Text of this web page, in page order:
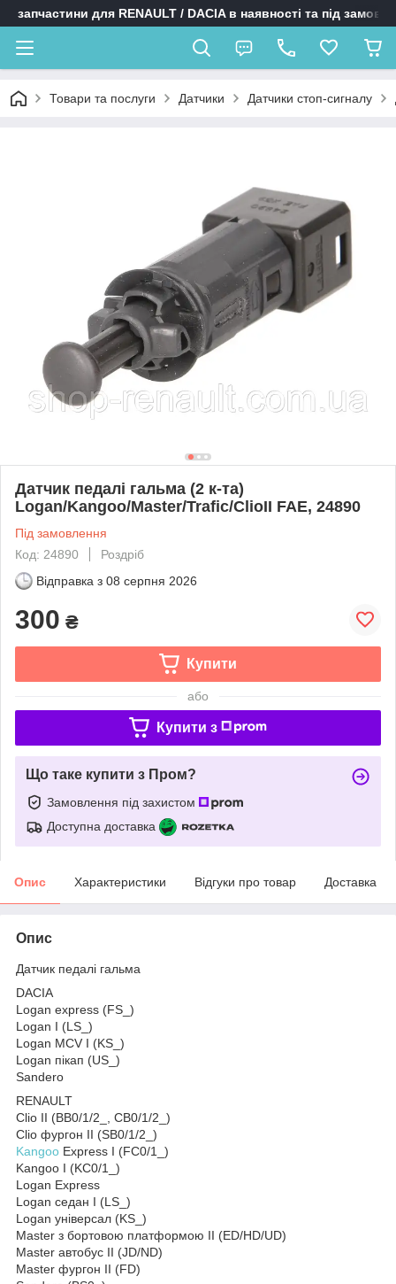
запчастини для RENAULT / DACIA в наявності та під
Товари та послуги Датчики Датчики стоп-сигналу
Датчик педалі гальма (2 к-та)
Logan/Kangoo/Master/Trafic/ClioII FAE, 24890
Під замовлення
Код: 24890
Роздріб
Відправка з 08 серпня 2026
300 ₴
Купити
або
Купити з
Що таке купити з Пром?
Замовлення під захистом
Доступна доставка
Опис Характеристики Відгуки про товар Доставка
Опис
Датчик педалі гальма
DACIA
Logan express (FS_)
Logan I (LS_)
Logan MCV I (KS_)
Logan пікап (US_)
Sandero
RENAULT
Clio II (BB0/1/2_, CB0/1/2_)
Clio фургон II (SB0/1/2_)
Kangoo Express I (FC0/1_)
Kangoo I (KC0/1_)
Logan Express
Logan седан I (LS_)
Logan універсал (KS_)
Master з бортовою платформою II (ED/HD/UD)
Master автобус II (JD/ND)
Master фургон II (FD)